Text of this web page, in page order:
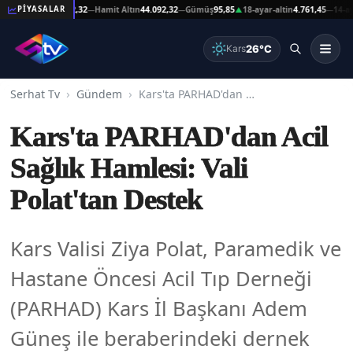
PİYASALAR
Altın44.092,32 Hamit Altın44.092,32—Gümüş95,85▲18-ayar-altin4.761,45—14-ayar-
Kars26°C
Serhat Tv Gündem Kars'ta PARHAD'dan Acil Sağlık Hamlesi: Vali Polat'tan Destek
Kars'ta PARHAD'dan Acil
Sağlık Hamlesi: Vali
Polat'tan Destek
Kars Valisi Ziya Polat, Paramedik ve
Hastane Öncesi Acil Tıp Derneği
(PARHAD) Kars İl Başkanı Adem
Güneş ile beraberindeki dernek